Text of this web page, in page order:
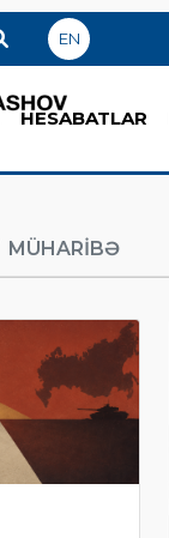
EN
HESABATLAR
MÜHARIBƏ